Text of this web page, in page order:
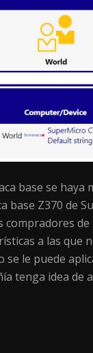
base se
base Z370 de
de
a las
se le puede
tenga idea de